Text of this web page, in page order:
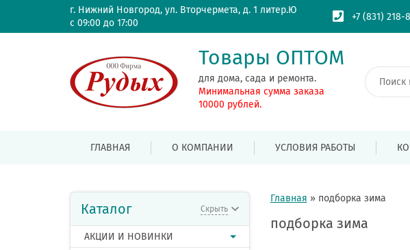
г. Нижний Новгород, ул. Вторчермета, д. 1 литер.Ю
с 09:00 до 17:00
+7 (831) 218-
Товары ОПТОМ
для дома, сада и ремонта.
Минимальная сумма заказа
10000 рублей.
ГЛАВНАЯ О КОМПАНИИ УСЛОВИЯ РАБОТЫ
Каталог Скрыть
АКЦИИ И НОВИНКИ
Главная » подборка зима
подборка зима